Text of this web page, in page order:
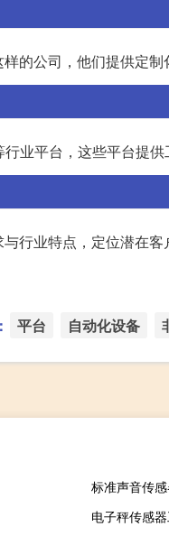
的公司，他们提供定制
业平台，这些平台提供
行业特点，定位潜在
平台 自动化设备
标准声音传
电子秤传感